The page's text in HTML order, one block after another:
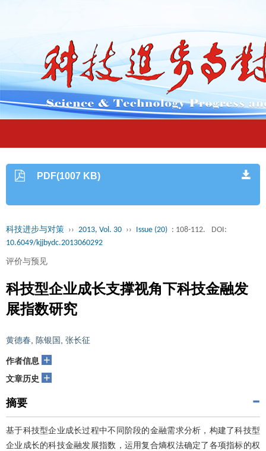
PDF(1007 KB)
科技进步与对策 ›› 2013, Vol. 30 ›› Issue (20) : 108-112.
DOI:
10.6049/kjjbydc.2013060292
评价与预见
科技型企业成长支撑视角下科技金融发
展指数研究
黄德春 陈银国 张长征
作者信息 +
文章历史 +
摘要
基于科技型企业成长过程中不同阶段的金融需求分析，构建了科技型
企业成长的科技金融发展指数，运用复合熵权法确定了各项指标的权